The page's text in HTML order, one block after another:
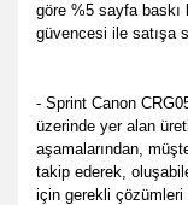
göre %5 sayfa baskı
güvencesi ile satışa
- Sprint Canon
üzerinde yer alan
aşamalarından,
takip ederek,
için gerekli